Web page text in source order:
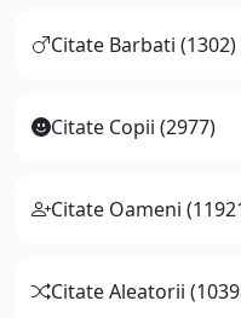
Citate Barbati (1302)
Citate Copii (2977)
Citate Oameni
Citate Aleatorii